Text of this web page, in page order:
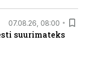
07.08.26, 08:00
suurimateks